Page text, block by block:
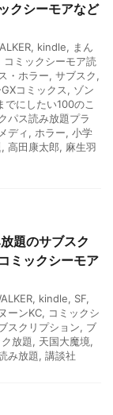
クシーモアなど
, kindle, まん
コミックシーモア読
・ホラー, サブスク,
コミックス, ゾン
でにしたい100のこ
パス読み放題プラ
ディ, ホラー, 小学
, 高田康太郎, 麻生羽
題のサブスク
ミックシーモア
, kindle, SF,
ーンKC, コミックシ
スクリプション, ブ
放題, 天国大魔境,
み放題, 講談社